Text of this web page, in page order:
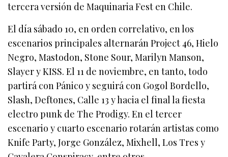
tercera versión de Maquinaria Fest en Chile.
El día sábado 10, en orden correlativo, en los
escenarios principales alternarán Project 46, Hielo
Negro, Mastodon, Stone Sour, Marilyn Manson,
Slayer y KISS. El 11 de noviembre, en tanto, todo
partirá con Pánico y seguirá con Gogol Bordello,
Slash, Deftones, Calle 13 y hacia el final la fiesta
electro punk de The Prodigy. En el tercer
escenario y cuarto escenario rotarán artistas como
Knife Party, Jorge González, Mixhell, Los Tres y